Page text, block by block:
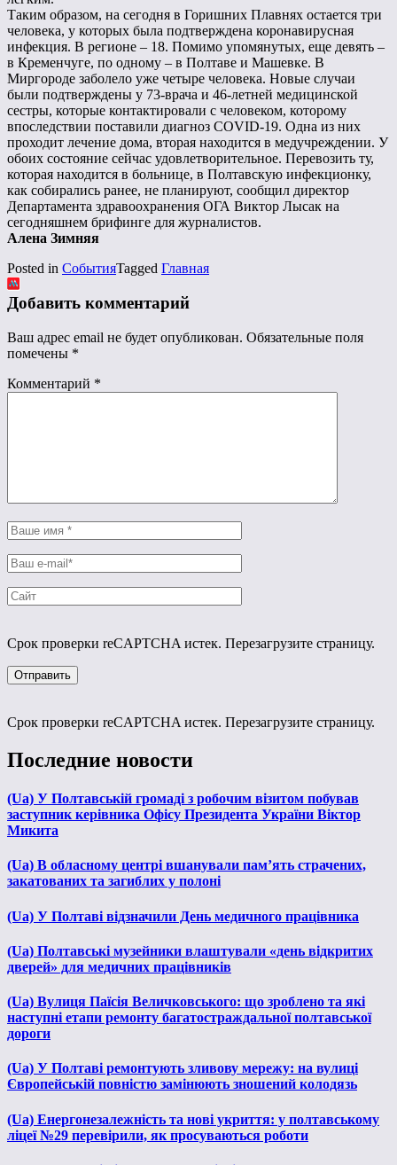
Таким образом, на сегодня в Горишних Плавнях остается три
человека, у которых была подтверждена коронавирусная
инфекция. В регионе – 18. Помимо упомянутых, еще девять –
в Кременчуге, по одному – в Полтаве и Машевке. В
Миргороде заболело уже четыре человека. Новые случаи
были подтверждены у 73-врача и 46-летней медицинской
сестры, которые контактировали с человеком, которому
впоследствии поставили диагноз COVID-19. Одна из них
проходит лечение дома, вторая находится в медучреждении. У
обоих состояние сейчас удовлетворительное. Перевозить ту,
которая находится в больнице, в Полтавскую инфекционку,
как собирались ранее, не планируют, сообщил директор
Департамента здравоохранения ОГА Виктор Лысак на
сегодняшнем брифинге для журналистов.
Алена Зимняя
Posted in СобытияTagged Главная
Добавить комментарий
Ваш адрес email не будет опубликован. Обязательные поля
помечены *
Комментарий *
Срок проверки reCAPTCHA истек. Перезагрузите страницу.
Срок проверки reCAPTCHA истек. Перезагрузите страницу.
Последние новости
(Ua) У Полтавській громаді з робочим візитом побував
заступник керівника Офісу Президента України Віктор
Микита
(Ua) В обласному центрі вшанували пам’ять страчених,
закатованих та загиблих у полоні
(Ua) У Полтаві відзначили День медичного працівника
(Ua) Полтавські музейники влаштували «день відкритих
дверей» для медичних працівників
(Ua) Вулиця Паїсія Величковського: що зроблено та які
наступні етапи ремонту багатостраждальної полтавської
дороги
(Ua) У Полтаві ремонтують зливову мережу: на вулиці
Європейській повністю замінюють зношений колодязь
(Ua) Енергонезалежність та нові укриття: у полтавському
ліцеї №29 перевірили, як просуваються роботи